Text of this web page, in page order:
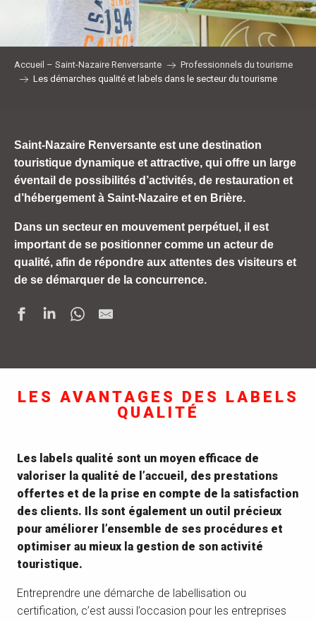
Accueil – Saint-Nazaire Renversante
Professionnels du tourisme
Les démarches qualité et labels dans le secteur du tourisme
Saint-Nazaire Renversante est une destination
touristique dynamique et attractive, qui offre un large
éventail de possibilités d’activités, de restauration et
d’hébergement à Saint-Nazaire et en Brière.
Dans un secteur en mouvement perpétuel, il est
important de se positionner comme un acteur de
qualité, afin de répondre aux attentes des visiteurs et
de se démarquer de la concurrence.
LES AVANTAGES DES LABELS
QUALITÉ
Les labels qualité sont un moyen efficace de
valoriser la qualité de l’accueil, des prestations
offertes et de la prise en compte de la satisfaction
des clients. Ils sont également un outil précieux
pour améliorer l’ensemble de ses procédures et
optimiser au mieux la gestion de son activité
touristique.
Entreprendre une démarche de labellisation ou
certification, c’est aussi l’occasion pour les entreprises